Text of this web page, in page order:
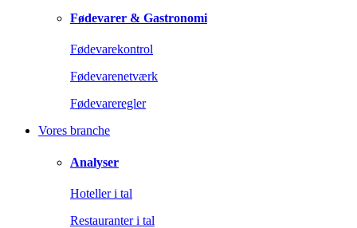
Fødevarer & Gastronomi
Fødevarekontrol
Fødevarenetværk
Fødevareregler
Vores branche
Analyser
Hoteller i tal
Restauranter i tal